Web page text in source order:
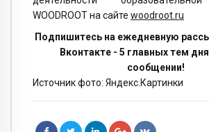
WOODROOT на сайте woodroot.ru
Подпишитесь на ежедневную
Вконтакте - 5 главных тем
сообщении!
Источник фото: Яндекс.Картинки